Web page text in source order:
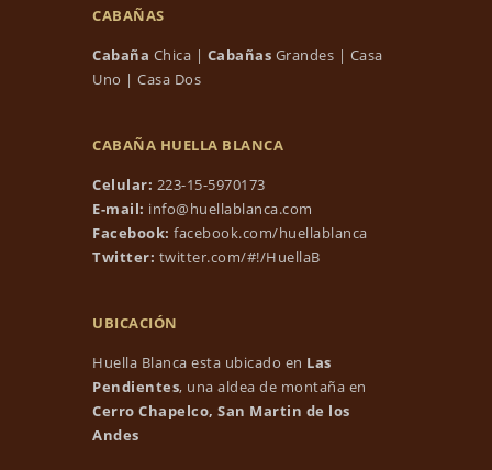
CABAÑAS
Cabaña Chica | Cabañas Grandes | Casa
Uno | Casa Dos
CABAÑA HUELLA BLANCA
Celular: 223-15-5970173
E-mail: info@huellablanca.com
Facebook: facebook.com/huellablanca
Twitter: twitter.com/#!/HuellaB
UBICACIÓN
Huella Blanca esta ubicado en Las
Pendientes, una aldea de montaña en
Cerro Chapelco, San Martin de los
Andes